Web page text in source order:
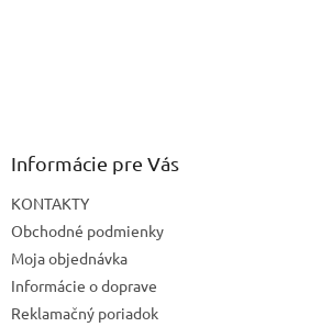
Informácie pre Vás
KONTAKTY
Obchodné podmienky
Moja objednávka
Informácie o doprave
Reklamačný poriadok